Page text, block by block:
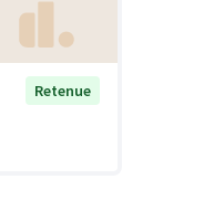
Retenue